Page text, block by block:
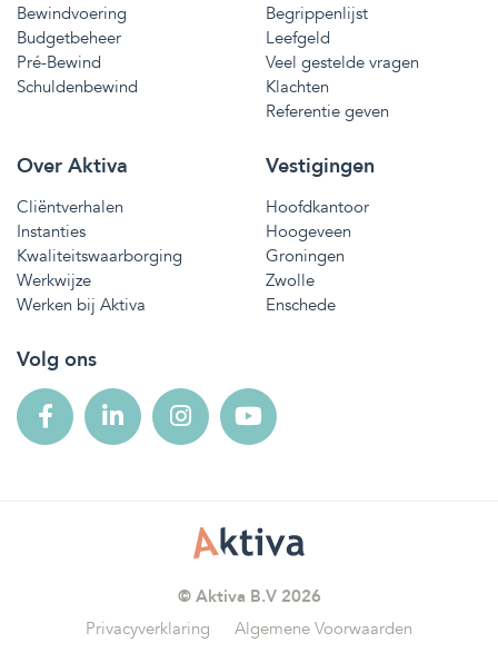
Bewindvoering
Budgetbeheer
Pré-Bewind
Schuldenbewind
Begrippenlijst
Leefgeld
Veel gestelde vragen
Klachten
Referentie geven
Over Aktiva
Cliëntverhalen
Instanties
Kwaliteitswaarborging
Werkwijze
Werken bij Aktiva
Vestigingen
Hoofdkantoor
Hoogeveen
Groningen
Zwolle
Enschede
Volg ons
© Aktiva B.V 2026
Privacyverklaring
Algemene Voorwaarden